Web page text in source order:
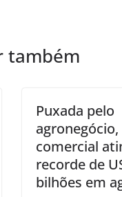
também
Puxada pelo
comercial
recorde de
bilhões em